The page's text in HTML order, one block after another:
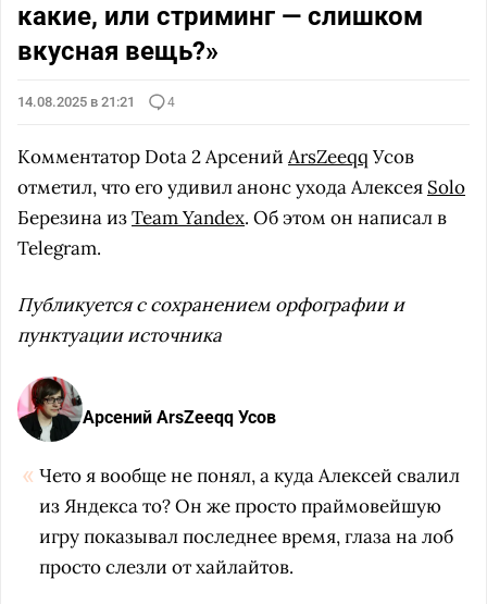
какие, или стриминг — слишком
вкусная вещь?»
14.08.2025 в 21:21 4
Комментатор Dota 2 Арсений ArsZeeqq Усов
отметил, что его удивил анонс ухода Алексея Solo
Березина изTeam Yandex. Об этом он написал в
Telegram.
Публикуется с сохранением орфографии и
пунктуации источника
Арсений ArsZeeqq Усов
Чето я вообще не понял, а куда Алексей свалил
из Яндекса то? Он же просто праймовейшую
игру показывал последнее время, глаза на лоб
просто слезли от хайлайтов.